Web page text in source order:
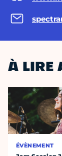
À LIRE
ÉVÈNEMENT